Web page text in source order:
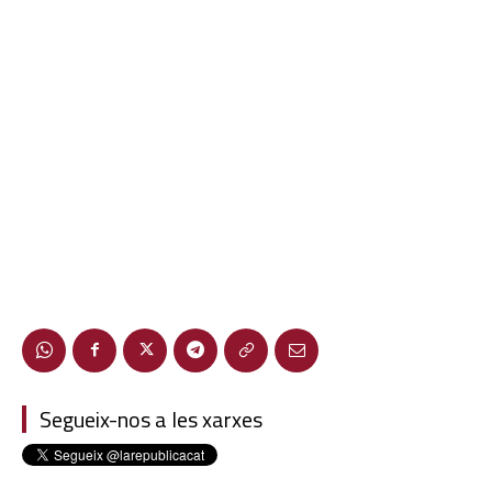
Segueix-nos a les xarxes